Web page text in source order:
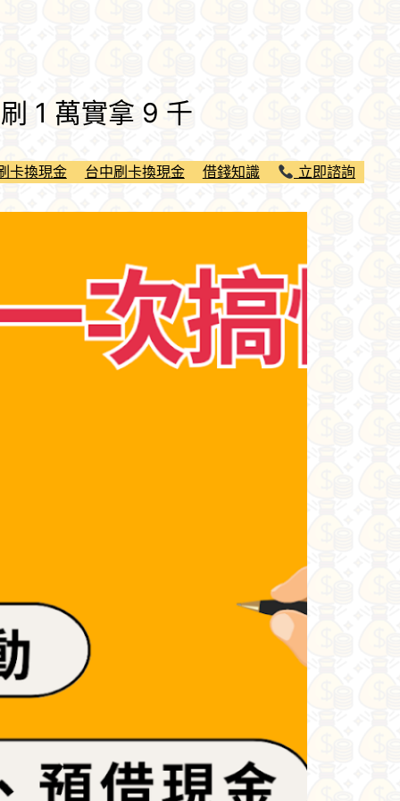
1 萬實拿 9 千
卡換現金 台中刷卡換現金 借錢知識 立即諮詢